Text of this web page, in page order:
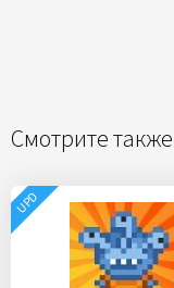
Смотрите также
UPD